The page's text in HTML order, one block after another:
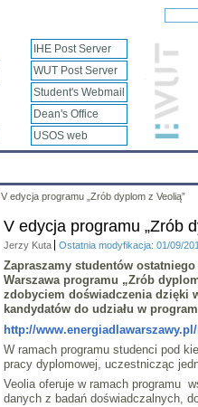
IHE Post Server
WUT Post Server
Student's Webmail
Dean's Office
USOS web
V edycja programu „Zrób dyplom z Veolią”
V edycja programu „Zrób
Jerzy Kuta Ostatnia modyfikacja: 01/09/
Zapraszamy studentów
Warszawa programu „Zrób
zdobyciem doświadczenia dzięki
kandydatów do udziału w
http://
W ramach programu studenci pod
pracy dyplomowej, uczestnicząc
Veolia oferuje w ramach programu
danych z badań doświadczalnych,